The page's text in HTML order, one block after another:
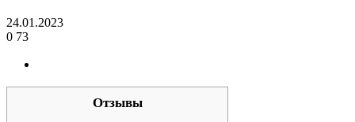
24.01.2023
0 73
Отзывы